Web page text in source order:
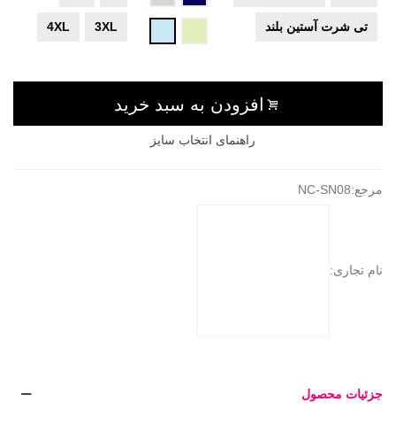
تی شرت آستین بلند
ای
روشنآسمانی
3XL
4XL
افزودن به سبد خرید
راهنمای انتخاب سایز
مرجع:NC-SN08
نام تجاری:
جزئیات محصول